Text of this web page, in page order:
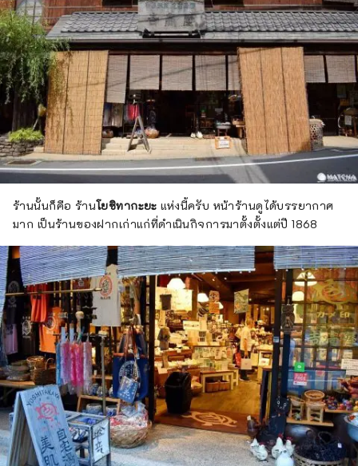
ร้านนั้นก็คือ ร้านโยชิทากะยะ แห่งนี้ครับ หน้าร้านดูได้บรรยากาศ
มาก เป็นร้านของฝากเก่าแก่ที่ดำเนินกิจการมาตั้งตั้งแต่ปี 1868